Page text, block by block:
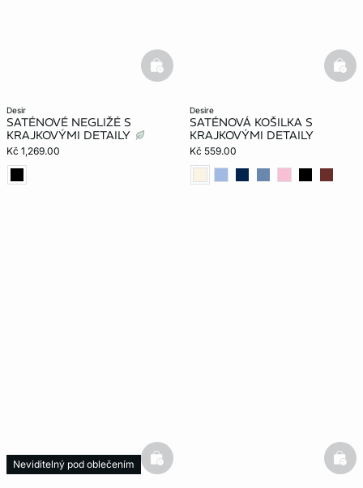
desir
SATÉNOVÉ NEGLIŽÉ S
KRAJKOVÝMI DETAILY
Kč 1,269.00
basketfull
desire
SATÉNOVÁ KOŠILKA S
KRAJKOVÝMI DETAILY
Kč 559.00
Neviditelný pod oblečením basketfull